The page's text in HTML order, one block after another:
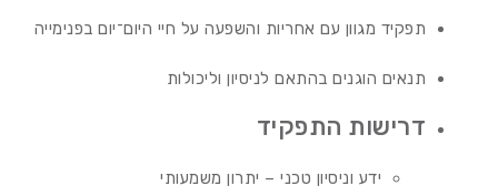
תפקיד מגוון עם אחריות והשפעה על חיי היום־יום בפנימייה
תנאים הוגנים בהתאם לניסיון וליכולות
דרישות התפקיד
ידע וניסיון טכני – יתרון משמעותי